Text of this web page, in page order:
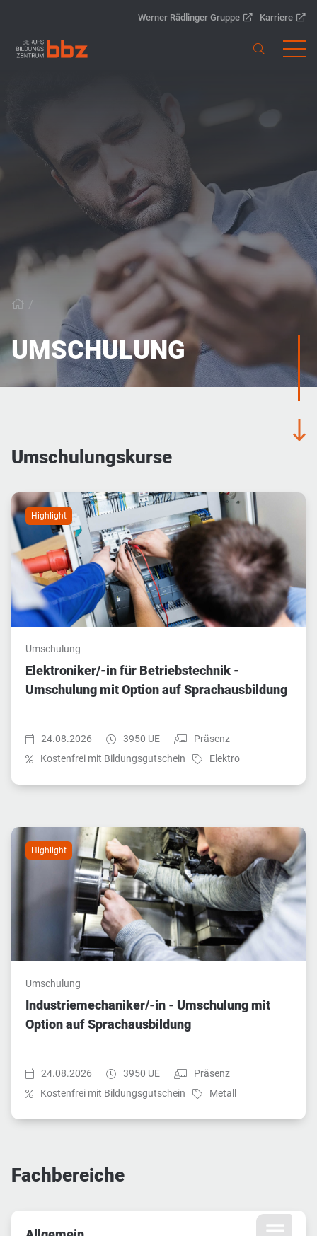
Werner Rädlinger Gruppe Karriere
/
Umschulung
UMSCHULUNG
Umschulungskurse
Highlight
Umschulung
Elektroniker/-in für Betriebstechnik -
Umschulung mit Option auf Sprachausbildung
Startzeit:
24.08.2026 Dauer:
3950 UE Teilnahmeart:
Präsenz
Kostenfrei mit Bildungsgutschein
Fach:
Elektro
Highlight
Umschulung
Industriemechaniker/-in - Umschulung mit
Option auf Sprachausbildung
Startzeit:
24.08.2026 Dauer:
3950 UE Teilnahmeart:
Präsenz
Kostenfrei mit Bildungsgutschein
Fach:
Metall
Fachbereiche